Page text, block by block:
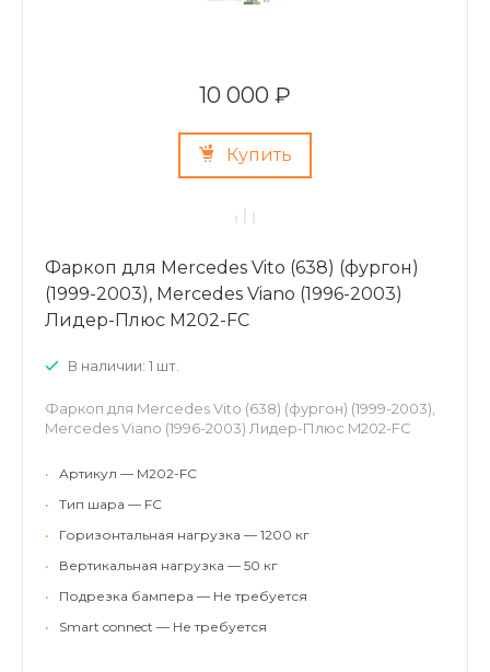
10 000 ₽
Купить
Фаркоп для Mercedes Vito (638) (фургон)
(1999-2003), Mercedes Viano (1996-2003)
Лидер-Плюс M202-FC
В наличии: 1 шт.
Фаркоп для Mercedes Vito (638) (фургон) (1999-2003),
Mercedes Viano (1996-2003) Лидер-Плюс M202-FC
•
Артикул — M202-FC
•
Тип шара — FC
•
Горизонтальная нагрузка — 1200 кг
•
Вертикальная нагрузка — 50 кг
•
Подрезка бампера — Не требуется
•
Smart connect — Не требуется